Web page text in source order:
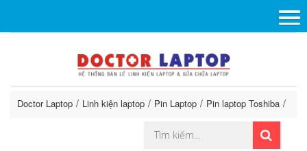
Doctor Laptop Linh kiện laptop Pin Laptop Pin laptop Toshiba